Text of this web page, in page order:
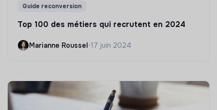
Guide reconversion
Top 100 des métiers qui recrutent en 2024
Marianne Roussel•17 juin 2024